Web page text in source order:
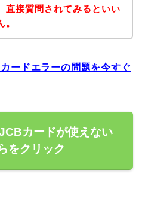
直接質問されてみるといい
ードエラーの問題を今すぐ
カードが使えない
をクリック